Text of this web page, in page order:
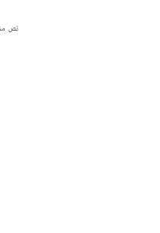
نص